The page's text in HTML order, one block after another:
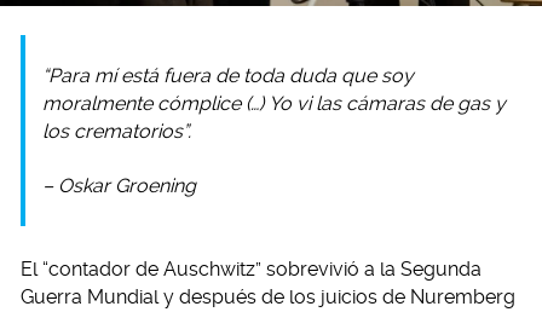
“Para mí está fuera de toda duda que soy
moralmente cómplice (…) Yo vi las cámaras de gas y
los crematorios”.
– Oskar Groening
El “contador de Auschwitz” sobrevivió a la Segunda
Guerra Mundial y después de los juicios de Nuremberg